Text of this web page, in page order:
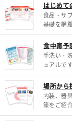
はじめて
食品・サ
基礎を網
食中毒予
手洗い・
ュアルです
場所から
内装、器
策をご紹